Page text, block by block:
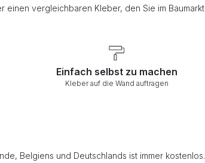
einen vergleichbaren Kleber, den Sie im Baumarkt
Einfach selbst zu machen
Kleber auf die Wand auftragen
Belgiens und Deutschlands ist immer kostenlos.